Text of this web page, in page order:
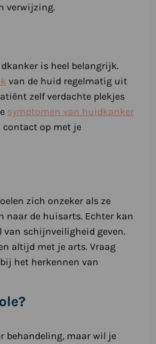
verwijzing.
is heel belangrijk.
van de huid regelmatig uit
zelf verdachte plekjes
symptomen van huidkanker
contact op met je
zich onzeker als ze
naar de huisarts. Echter kan
van schijnveiligheid geven.
altijd met je arts. Vraag
het herkennen van
behandeling, maar wil je